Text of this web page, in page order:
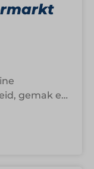
gemak en
één
zich op…